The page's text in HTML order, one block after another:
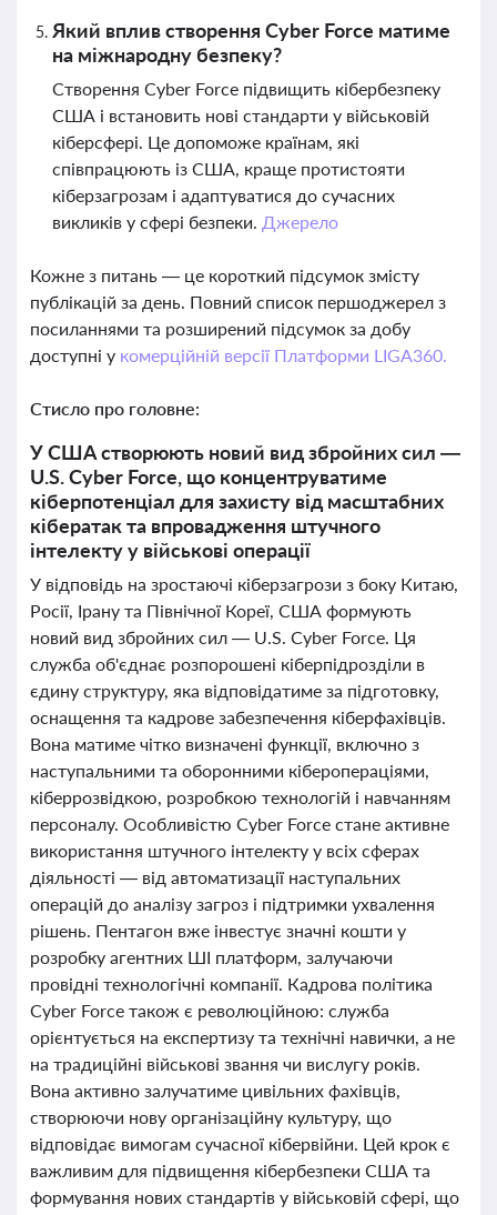
Який вплив створення Cyber Force матиме
на міжнародну безпеку?
Створення Cyber Force підвищить кібербезпеку
США і встановить нові стандарти у військовій
кіберсфері. Це допоможе країнам, які
співпрацюють із США, краще протистояти
кіберзагрозам і адаптуватися до сучасних
викликів у сфері безпеки. Джерело
Кожне з питань — це короткий підсумок змісту
публікацій за день. Повний список першоджерел з
посиланнями та розширений підсумок за добу
доступні у комерційній версії Платформи LIGA360.
Стисло про головне:
У США створюють новий вид збройних сил —
U.S. Cyber Force, що концентруватиме
кіберпотенціал для захисту від масштабних
кібератак та впровадження штучного
інтелекту у військові операції
У відповідь на зростаючі кіберзагрози з боку Китаю,
Росії, Ірану та Північної Кореї, США формують
новий вид збройних сил — U.S. Cyber Force. Ця
служба об'єднає розпорошені кіберпідрозділи в
єдину структуру, яка відповідатиме за підготовку,
оснащення та кадрове забезпечення кіберфахівців.
Вона матиме чітко визначені функції, включно з
наступальними та оборонними кіберопераціями,
кіберрозвідкою, розробкою технологій і навчанням
персоналу. Особливістю Cyber Force стане активне
використання штучного інтелекту у всіх сферах
діяльності — від автоматизації наступальних
операцій до аналізу загроз і підтримки ухвалення
рішень. Пентагон вже інвестує значні кошти у
розробку агентних ШІ платформ, залучаючи
провідні технологічні компанії. Кадрова політика
Cyber Force також є революційною: служба
орієнтується на експертизу та технічні навички, а не
на традиційні військові звання чи вислугу років.
Вона активно залучатиме цивільних фахівців,
створюючи нову організаційну культуру, що
відповідає вимогам сучасної кібервійни. Цей крок є
важливим для підвищення кібербезпеки США та
формування нових стандартів у військовій сфері, що